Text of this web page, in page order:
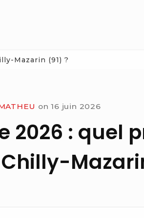
Mazarin (91) ?
on 16 juin 2026
2026 : quel